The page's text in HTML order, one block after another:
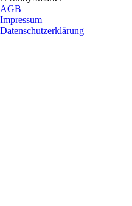
AGB
Impressum
Datenschutzerklärung